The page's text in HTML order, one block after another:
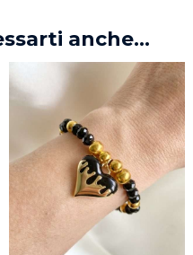
anche...